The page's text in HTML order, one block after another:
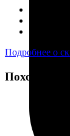
Скидка
Скидка
Если
Подробнее о
Похожие